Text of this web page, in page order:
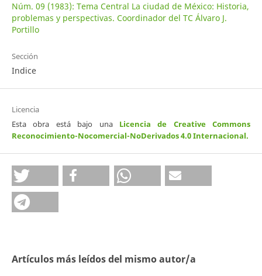
Núm. 09 (1983): Tema Central La ciudad de México: Historia,
problemas y perspectivas. Coordinador del TC Álvaro J.
Portillo
Sección
Indice
Licencia
Esta obra está bajo una Licencia de Creative Commons
Reconocimiento-Nocomercial-NoDerivados 4.0 Internacional.
Artículos más leídos del mismo autor/a